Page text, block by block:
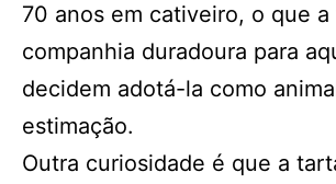
70 anos em cativeiro, o que a
companhia duradoura para
decidem adotá-la como
estimação.
Outra curiosidade é que a